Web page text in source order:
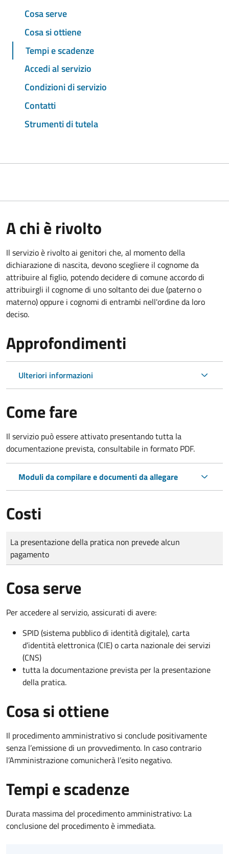
Cosa serve
Cosa si ottiene
Tempi e scadenze
Accedi al servizio
Condizioni di servizio
Contatti
Strumenti di tutela
A chi è rivolto
Il servizio è rivolto ai genitori che, al momento della
dichiarazione di nascita, devono scegliere il cognome da
attribuire al figlio, potendo decidere di comune accordo di
attribuirgli il cognome di uno soltanto dei due (paterno o
materno) oppure i cognomi di entrambi nell'ordine da loro
deciso.
Approfondimenti
Ulteriori informazioni
Come fare
Il servizio può essere attivato presentando tutta la
documentazione prevista, consultabile in formato PDF.
Moduli da compilare e documenti da allegare
Costi
Tipo di pagamento
Importo
La presentazione della pratica non prevede alcun
pagamento
Cosa serve
Per accedere al servizio, assicurati di avere:
SPID (sistema pubblico di identità digitale), carta
d’identità elettronica (CIE) o carta nazionale dei servizi
(CNS)
tutta la documentazione prevista per la presentazione
della pratica.
Cosa si ottiene
Il procedimento amministrativo si conclude positivamente
senza l’emissione di un provvedimento. In caso contrario
l’Amministrazione comunicherà l’esito negativo.
Tempi e scadenze
Durata massima del procedimento amministrativo: La
conclusione del procedimento è immediata.